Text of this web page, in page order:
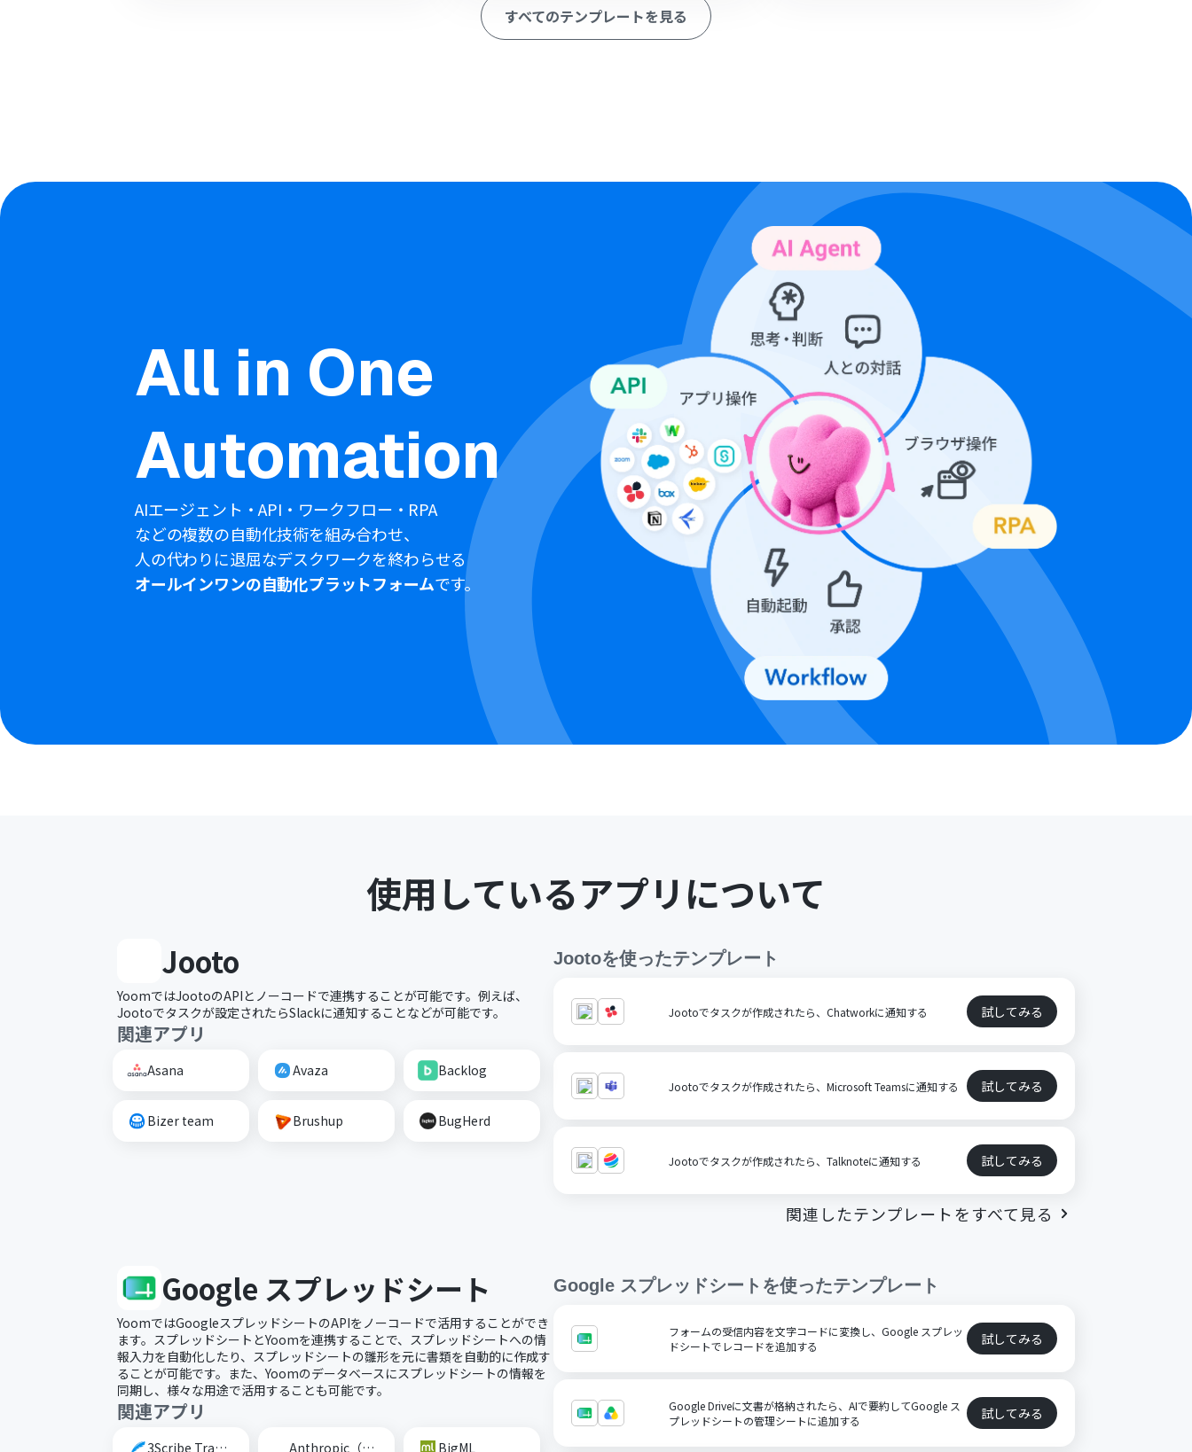
すべてのテンプレートを見る
All in One
Automation
AIエージェント・API・ワークフロー・RPA
などの複数の自動化技術を組み合わせ、
人の代わりに退屈なデスクワークを終わらせる
オールインワンの自動化プラットフォームです。
使用しているアプリについて
Jooto
YoomではJootoのAPIとノーコードで連携することが可能です。例えば、
Jootoでタスクが設定されたらSlackに通知することなどが可能です。
関連アプリ
Asana Avaza Backlog
Bizer team Brushup BugHerd
Jootoを使ったテンプレート
Jootoでタスクが作成されたら、Chatworkに通知する 試してみる
Jootoでタスクが作成されたら、Microsoft Teamsに通知する 試してみる
Jootoでタスクが作成されたら、Talknoteに通知する 試してみる
関連したテンプレートをすべて見る
Google スプレッドシート
YoomではGoogleスプレッドシートのAPIをノーコードで活用することができ
ます。スプレッドシートとYoomを連携することで、スプレッドシートへの情
報入力を自動化したり、スプレッドシートの雛形を元に書類を自動的に作成す
ることが可能です。また、Yoomのデータベースにスプレッドシートの情報を
同期し、様々な用途で活用することも可能です。
関連アプリ
3Scribe Transcription Anthropic（Claude） BigML
Google スプレッドシート を使ったテンプレート
フォームの受信内容を文字コードに変換し、Google スプレッ
ドシートでレコードを追加する
試してみる
Google Driveに文書が格納されたら、AIで要約してGoogle ス
プレッドシートの管理シートに追加する
試してみる